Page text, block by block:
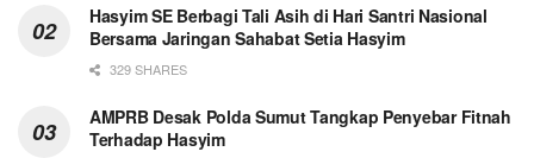
Hasyim SE Berbagi Tali Asih di Hari Santri Nasional
Bersama Jaringan Sahabat Setia Hasyim
329 SHARES
AMPRB Desak Polda Sumut Tangkap Penyebar Fitnah
Terhadap Hasyim